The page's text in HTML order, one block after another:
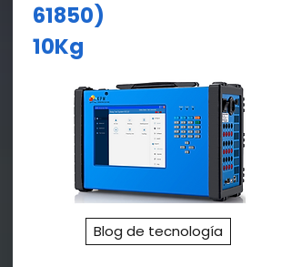
61850)
10Kg
Blog de tecnología